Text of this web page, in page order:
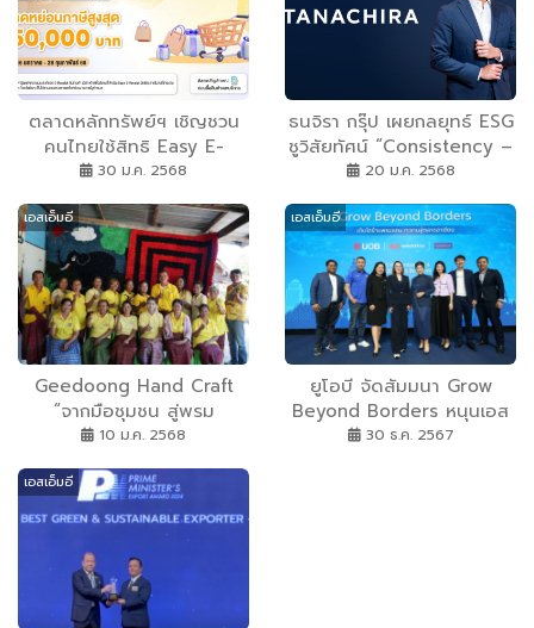
รายได้รวม 100 ลบ.
ตลาดหลักทรัพย์ฯ เชิญชวน
คนไทยใช้สิทธิ Easy E-
Receipt 2.0 ซื้อสินค้าและ
ในเครือข่าย SET Social
Impact เพื่อรับสิทธิลดหย่อน
ภาษีสูงสุด 50000 บาท
ตั้งแต่วันนี้–28 ก.พ. ได้ทั้งลด
หย่อนภาษี ดูแลสังคมและสิ่ง
แวดล้อมไปด้วยกัน
30 ม.ค. 2568
ธนจิรา กรุ๊ป เผยกลยุทธ์ ESG
ชูวิสัยทัศน์ “Consistency –
Sustainability – Long
องค์กรสู่ผู้นำไลฟ์สไตล์และ
แฟชั่นลักชัวรีระดับภูมิภาค
20 ม.ค. 2568
เอสเอ็มอี
Geedoong Hand Craft
“จากมือชุมชน สู่พรม
คุณภาพ” สร้างเศรษฐกิจ
10 ม.ค. 2568
เอสเอ็มอี
ยูโอบี จัดสัมมนา Grow
Beyond Borders หนุนเอส
เอ็มอีขยายตลาดอาเซียน
30 ธ.ค. 2567
เอสเอ็มอี